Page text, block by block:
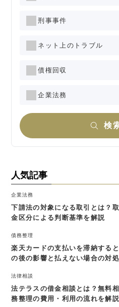
刑事事件
ネット上のトラブル
債権回収
企業法務
検
人気記事
企業法務
下請法の対象になる取引とは？
金区分による判断基準を解説
債務整理
楽天カードの支払いを滞納する
の後の影響と払えない場合の対
法律相談
法テラスの借金相談とは？無料
務整理の費用・利用の流れを解説